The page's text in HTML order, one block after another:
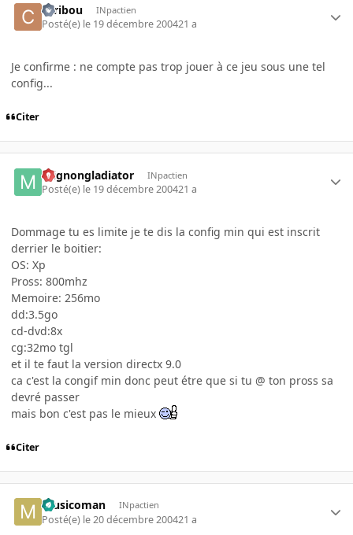
caribou INpactien
Posté(e) le 19 décembre 200421 a
Je confirme : ne compte pas trop jouer à ce jeu sous une tel
config...
Citer
mignongladiator INpactien
Posté(e) le 19 décembre 200421 a
Dommage tu es limite je te dis la config min qui est inscrit
derrier le boitier:
OS: Xp
Pross: 800mhz
Memoire: 256mo
dd:3.5go
cd-dvd:8x
cg:32mo tgl
et il te faut la version directx 9.0
ca c'est la congif min donc peut étre que si tu @ ton pross sa
devré passer
mais bon c'est pas le mieux
Citer
musicoman INpactien
Posté(e) le 20 décembre 200421 a